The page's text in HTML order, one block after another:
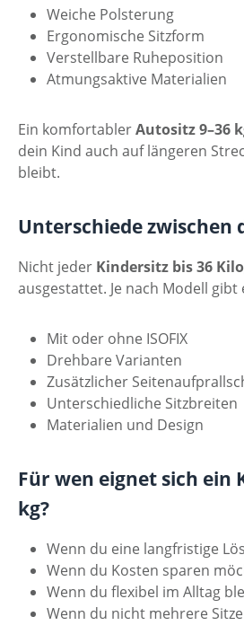
Weiche Polsterung
Ergonomische Sitzform
Verstellbare Ruheposition
Atmungsaktive Materialien
Ein komfortablerAutositz 9–36
dein Kind auch auf längeren
bleibt.
Unterschiede zwischen
Nicht jeder Kindersitz bis 36
ausgestattet. Je nach Modell gibt
Mit oder ohne ISOFIX
Drehbare Varianten
Zusätzlicher
Unterschiedliche Sitzbreiten
Materialien und Design
Für wen eignet sich ein
kg?
Wenn du eine langfristige
Wenn du Kosten sparen
Wenn du flexibel im Alltag
Wenn du nicht mehrere